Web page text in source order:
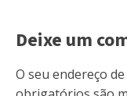
Deixe um
O seu endereço